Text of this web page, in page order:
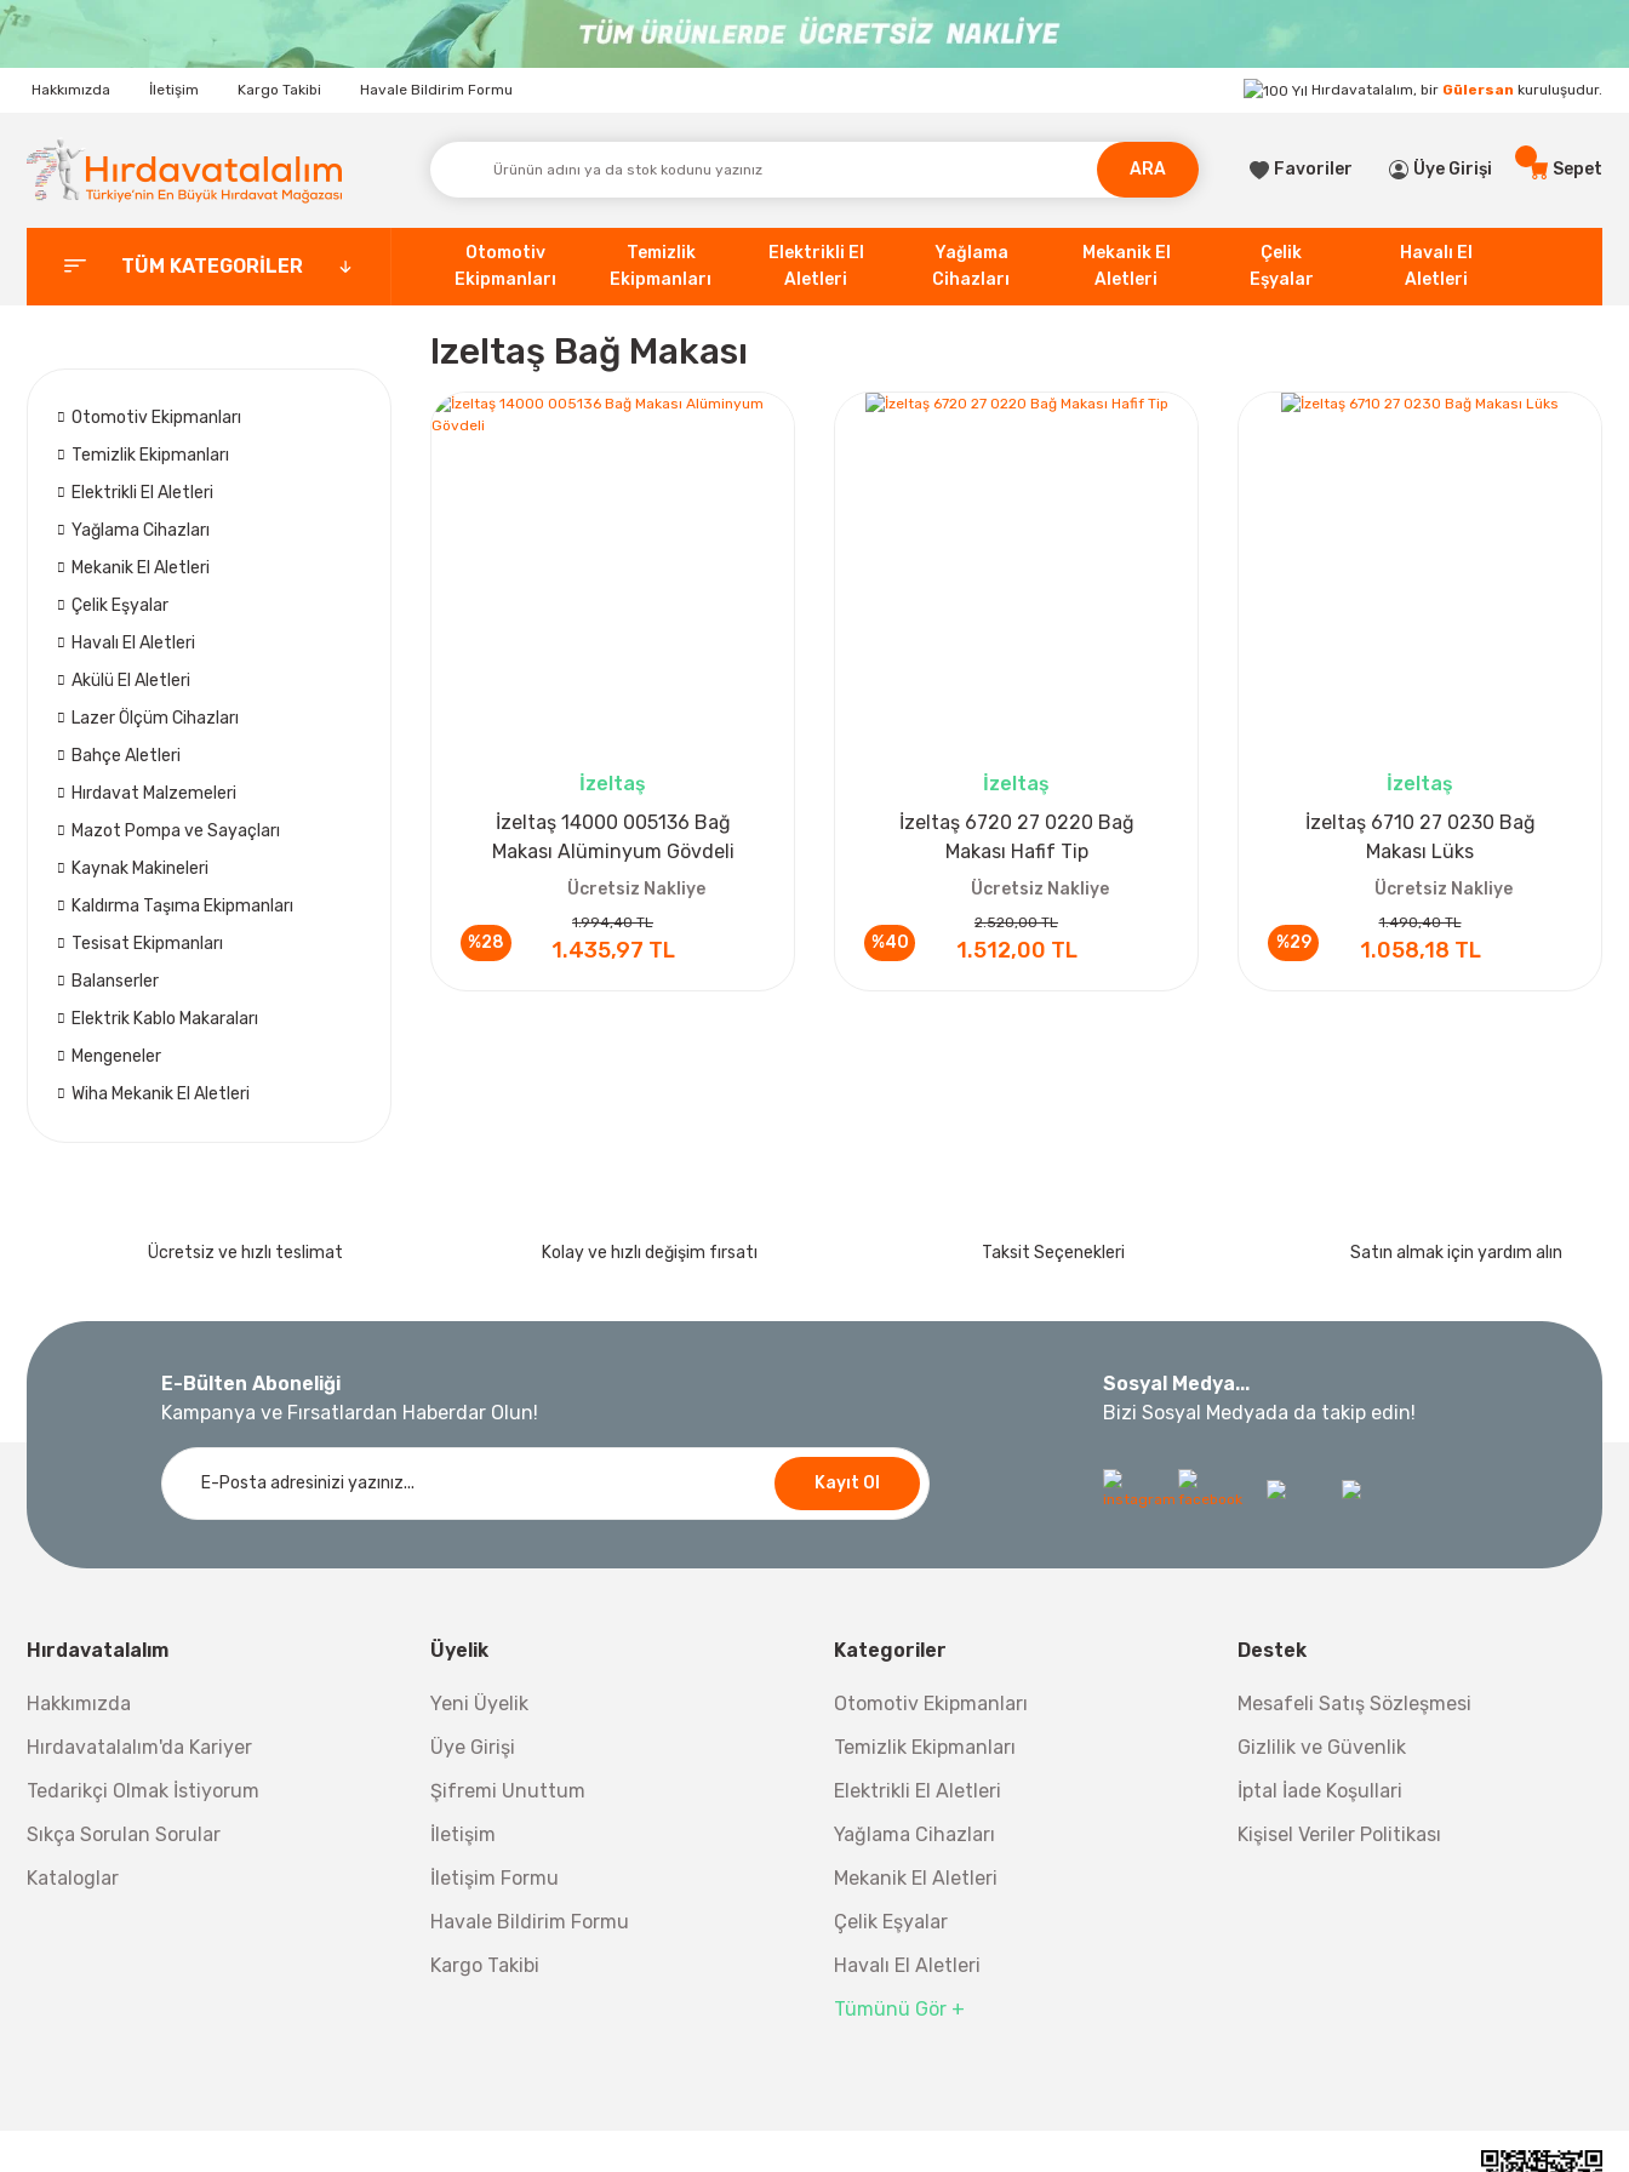
Hakkımızda İletişim Kargo Takibi Havale Bildirim Formu Hırdavatalalım, bir Gülersan kuruluşudur.
ARA Favoriler Üye Girişi Sepet
TÜM KATEGORİLER
Otomotiv
Ekipmanları
Temizlik
Ekipmanları
Elektrikli El
Aletleri
Yağlama
Cihazları
Mekanik El
Aletleri
Çelik
Eşyalar
Havalı El
Aletleri
Otomotiv Ekipmanları
Temizlik Ekipmanları
Elektrikli El Aletleri
Yağlama Cihazları
Mekanik El Aletleri
Çelik Eşyalar
Havalı El Aletleri
Akülü El Aletleri
Lazer Ölçüm Cihazları
Bahçe Aletleri
Hırdavat Malzemeleri
Mazot Pompa ve Sayaçları
Kaynak Makineleri
Kaldırma Taşıma Ekipmanları
Tesisat Ekipmanları
Balanserler
Elektrik Kablo Makaraları
Mengeneler
Wiha Mekanik El Aletleri
Izeltaş Bağ Makası
%28
İzeltaş
İzeltaş 14000 005136 Bağ
Makası Alüminyum Gövdeli
Ücretsiz Nakliye
1.994,40 TL
1.435,97 TL %40
İzeltaş
İzeltaş 6720 27 0220 Bağ
Makası Hafif Tip
Ücretsiz Nakliye
2.520,00 TL
1.512,00 TL %29
İzeltaş
İzeltaş 6710 27 0230 Bağ
Makası Lüks
Ücretsiz Nakliye
1.490,40 TL
1.058,18 TL
Ücretsiz ve hızlı teslimat Kolay ve hızlı değişim fırsatı Taksit Seçenekleri Satın almak için yardım alın
E-Bülten Aboneliği
Kampanya ve Fırsatlardan Haberdar Olun!
Kayıt Ol
Sosyal Medya...
Bizi Sosyal Medyada da takip edin!
Hırdavatalalım
Hakkımızda
Hırdavatalalım'da Kariyer
Tedarikçi Olmak İstiyorum
Sıkça Sorulan Sorular
Kataloglar
Üyelik
Yeni Üyelik
Üye Girişi
Şifremi Unuttum
İletişim
İletişim Formu
Havale Bildirim Formu
Kargo Takibi
Kategoriler
Otomotiv Ekipmanları
Temizlik Ekipmanları
Elektrikli El Aletleri
Yağlama Cihazları
Mekanik El Aletleri
Çelik Eşyalar
Havalı El Aletleri
Tümünü Gör +
Destek
Mesafeli Satış Sözleşmesi
Gizlilik ve Güvenlik
İptal İade Koşullari
Kişisel Veriler Politikası